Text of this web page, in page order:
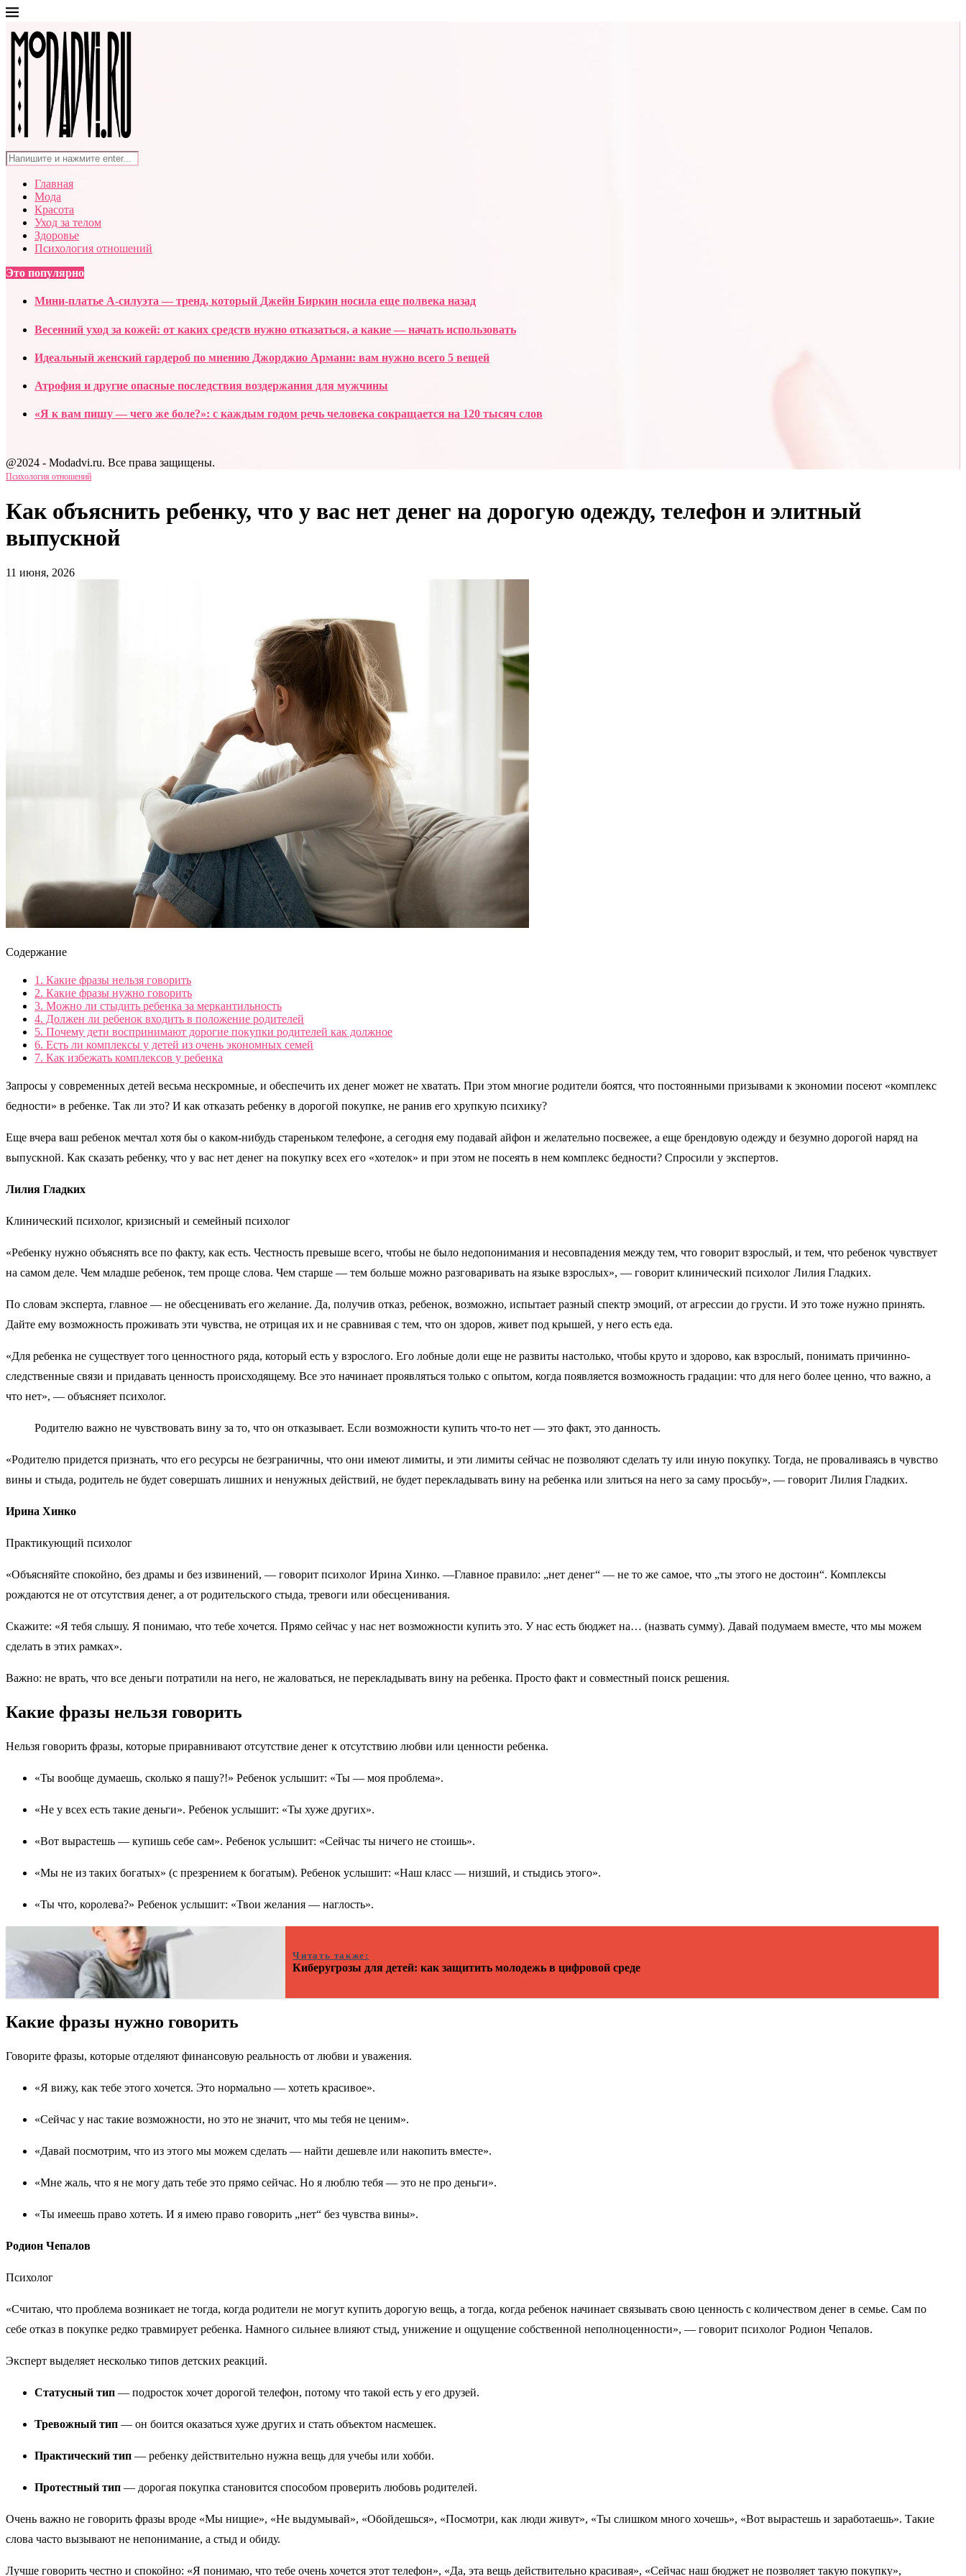
Главная
Мода
Красота
Уход за телом
Здоровье
Психология отношений
Это популярно
Мини-платье А-силуэта — тренд, который Джейн Биркин носила еще полвека назад
Весенний уход за кожей: от каких средств нужно отказаться, а какие — начать использовать
Идеальный женский гардероб по мнению Джорджио Армани: вам нужно всего 5 вещей
Атрофия и другие опасные последствия воздержания для мужчины
«Я к вам пишу — чего же боле?»: с каждым годом речь человека сокращается на 120 тысяч слов
@2024 - Modadvi.ru. Все права защищены.
Психология отношений
Как объяснить ребенку, что у вас нет денег на дорогую одежду, телефон и элитный
выпускной
11 июня, 2026
Содержание
1. Какие фразы нельзя говорить
2. Какие фразы нужно говорить
3. Можно ли стыдить ребенка за меркантильность
4. Должен ли ребенок входить в положение родителей
5. Почему дети воспринимают дорогие покупки родителей как должное
6. Есть ли комплексы у детей из очень экономных семей
7. Как избежать комплексов у ребенка
Запросы у современных детей весьма нескромные, и обеспечить их денег может не хватать. При этом многие родители боятся, что постоянными призывами к экономии посеют «комплекс
бедности» в ребенке. Так ли это? И как отказать ребенку в дорогой покупке, не ранив его хрупкую психику?
Еще вчера ваш ребенок мечтал хотя бы о каком-нибудь стареньком телефоне, а сегодня ему подавай айфон и желательно посвежее, а еще брендовую одежду и безумно дорогой наряд на
выпускной. Как сказать ребенку, что у вас нет денег на покупку всех его «хотелок» и при этом не посеять в нем комплекс бедности? Спросили у экспертов.
Лилия Гладких
Клинический психолог, кризисный и семейный психолог
«Ребенку нужно объяснять все по факту, как есть. Честность превыше всего, чтобы не было недопонимания и несовпадения между тем, что говорит взрослый, и тем, что ребенок чувствует
на самом деле. Чем младше ребенок, тем проще слова. Чем старше — тем больше можно разговаривать на языке взрослых», — говорит клинический психолог Лилия Гладких.
По словам эксперта, главное — не обесценивать его желание. Да, получив отказ, ребенок, возможно, испытает разный спектр эмоций, от агрессии до грусти. И это тоже нужно принять.
Дайте ему возможность проживать эти чувства, не отрицая их и не сравнивая с тем, что он здоров, живет под крышей, у него есть еда.
«Для ребенка не существует того ценностного ряда, который есть у взрослого. Его лобные доли еще не развиты настолько, чтобы круто и здорово, как взрослый, понимать причинно-
следственные связи и придавать ценность происходящему. Все это начинает проявляться только с опытом, когда появляется возможность градации: что для него более ценно, что важно, а
что нет», — объясняет психолог.
Родителю важно не чувствовать вину за то, что он отказывает. Если возможности купить что-то нет — это факт, это данность.
«Родителю придется признать, что его ресурсы не безграничны, что они имеют лимиты, и эти лимиты сейчас не позволяют сделать ту или иную покупку. Тогда, не проваливаясь в чувство
вины и стыда, родитель не будет совершать лишних и ненужных действий, не будет перекладывать вину на ребенка или злиться на него за саму просьбу», — говорит Лилия Гладких.
Ирина Хинко
Практикующий психолог
«Объясняйте спокойно, без драмы и без извинений, — говорит психолог Ирина Хинко. —Главное правило: „нет денег“ — не то же самое, что „ты этого не достоин“. Комплексы
рождаются не от отсутствия денег, а от родительского стыда, тревоги или обесценивания.
Скажите: «Я тебя слышу. Я понимаю, что тебе хочется. Прямо сейчас у нас нет возможности купить это. У нас есть бюджет на… (назвать сумму). Давай подумаем вместе, что мы можем
сделать в этих рамках».
Важно: не врать, что все деньги потратили на него, не жаловаться, не перекладывать вину на ребенка. Просто факт и совместный поиск решения.
Какие фразы нельзя говорить
Нельзя говорить фразы, которые приравнивают отсутствие денег к отсутствию любви или ценности ребенка.
«Ты вообще думаешь, сколько я пашу?!» Ребенок услышит: «Ты — моя проблема».
«Не у всех есть такие деньги». Ребенок услышит: «Ты хуже других».
«Вот вырастешь — купишь себе сам». Ребенок услышит: «Сейчас ты ничего не стоишь».
«Мы не из таких богатых» (с презрением к богатым). Ребенок услышит: «Наш класс — низший, и стыдись этого».
«Ты что, королева?» Ребенок услышит: «Твои желания — наглость».
Читать также:
Киберугрозы для детей: как защитить молодежь в цифровой среде
Какие фразы нужно говорить
Говорите фразы, которые отделяют финансовую реальность от любви и уважения.
«Я вижу, как тебе этого хочется. Это нормально — хотеть красивое».
«Сейчас у нас такие возможности, но это не значит, что мы тебя не ценим».
«Давай посмотрим, что из этого мы можем сделать — найти дешевле или накопить вместе».
«Мне жаль, что я не могу дать тебе это прямо сейчас. Но я люблю тебя — это не про деньги».
«Ты имеешь право хотеть. И я имею право говорить „нет“ без чувства вины».
Родион Чепалов
Психолог
«Считаю, что проблема возникает не тогда, когда родители не могут купить дорогую вещь, а тогда, когда ребенок начинает связывать свою ценность с количеством денег в семье. Сам по
себе отказ в покупке редко травмирует ребенка. Намного сильнее влияют стыд, унижение и ощущение собственной неполноценности», — говорит психолог Родион Чепалов.
Эксперт выделяет несколько типов детских реакций.
Статусный тип — подросток хочет дорогой телефон, потому что такой есть у его друзей.
Тревожный тип — он боится оказаться хуже других и стать объектом насмешек.
Практический тип — ребенку действительно нужна вещь для учебы или хобби.
Протестный тип — дорогая покупка становится способом проверить любовь родителей.
Очень важно не говорить фразы вроде «Мы нищие», «Не выдумывай», «Обойдешься», «Посмотри, как люди живут», «Ты слишком много хочешь», «Вот вырастешь и заработаешь». Такие
слова часто вызывают не непонимание, а стыд и обиду.
Лучше говорить честно и спокойно: «Я понимаю, что тебе очень хочется этот телефон», «Да, эта вещь действительно красивая», «Сейчас наш бюджет не позволяет такую покупку»,